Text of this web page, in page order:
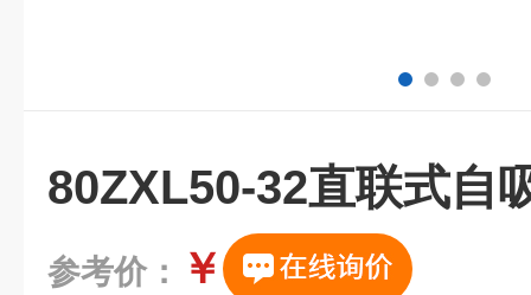
80ZXL50-32直联式自
参考价： ￥